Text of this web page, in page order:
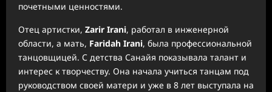
почетными ценностями.
Отец артистки, Zarir Irani, работал в инженерной
области, а мать, Faridah Irani, была профессиональной
танцовщицей. С детства Санайя показывала талант и
интерес к творчеству. Она начала учиться танцам под
руководством своей матери и уже в 8 лет выступала на